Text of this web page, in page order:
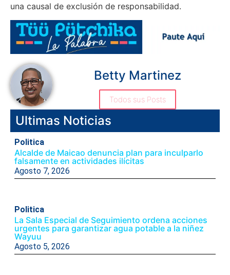
una causal de exclusión de responsabilidad.
Betty Martinez
Todos sus Posts
Ultimas Noticias
Politica
Alcalde de Maicao denuncia plan para inculparlo
falsamente en actividades ilícitas
Agosto 7, 2026
Politica
La Sala Especial de Seguimiento ordena acciones
urgentes para garantizar agua potable a la niñez
Wayuu
Agosto 5, 2026